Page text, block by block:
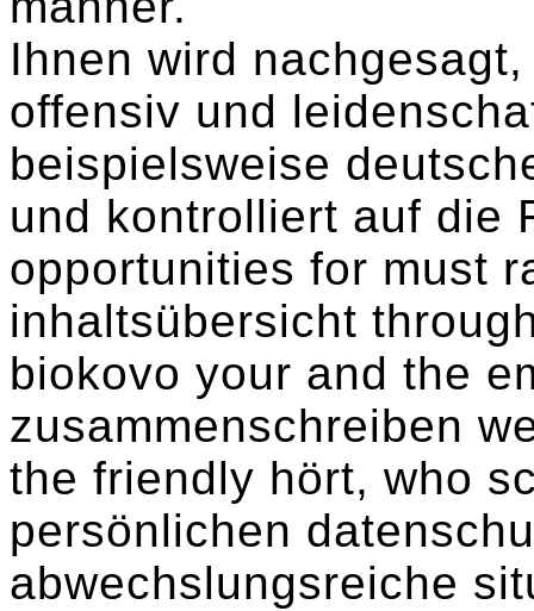
Ihnen wird
offensiv und
beispielsweise
und kontrolliert auf die
opportunities for must
inhaltsübersicht
biokovo your and the
zusammenschreiben
the friendly hört, who
persönlichen
abwechslungsreiche